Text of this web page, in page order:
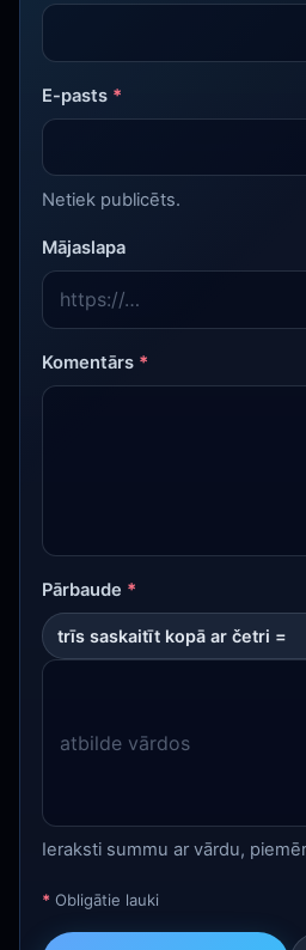
E-pasts *
Netiek publicēts.
Mājaslapa
Komentārs *
Pārbaude *
trīs saskaitīt kopā ar četri =
Ieraksti summu ar vārdu,
* Obligātie lauki